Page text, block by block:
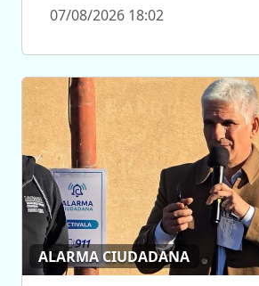
07/08/2026 18:02
ALARMA CIUDADANA